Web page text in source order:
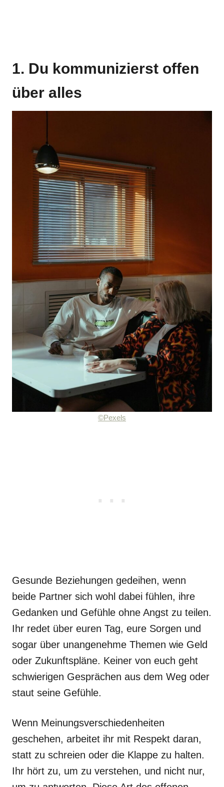
1. Du kommunizierst offen
über alles
©Pexels
Gesunde Beziehungen gedeihen, wenn
beide Partner sich wohl dabei fühlen, ihre
Gedanken und Gefühle ohne Angst zu teilen.
Ihr redet über euren Tag, eure Sorgen und
sogar über unangenehme Themen wie Geld
oder Zukunftspläne. Keiner von euch geht
schwierigen Gesprächen aus dem Weg oder
staut seine Gefühle.
Wenn Meinungsverschiedenheiten
geschehen, arbeitet ihr mit Respekt daran,
statt zu schreien oder die Klappe zu halten.
Ihr hört zu, um zu verstehen, und nicht nur,